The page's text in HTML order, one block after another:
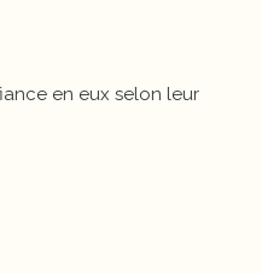
en eux selon leur